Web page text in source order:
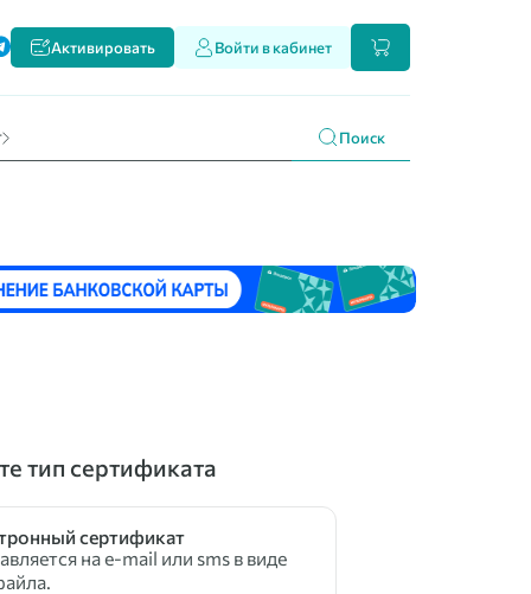
Активировать Войти в кабинет
продуктах
Поиск
тип сертификата
сертификат
на e-mail или sms в виде